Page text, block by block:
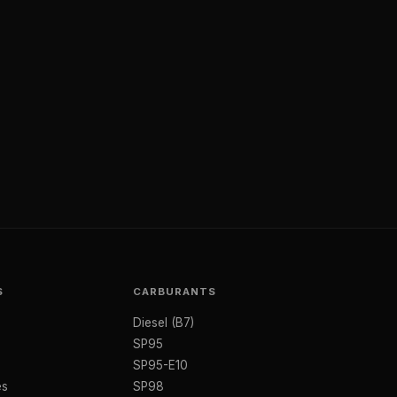
CARBURANTS
Diesel (B7)
SP95
SP95-E10
SP98